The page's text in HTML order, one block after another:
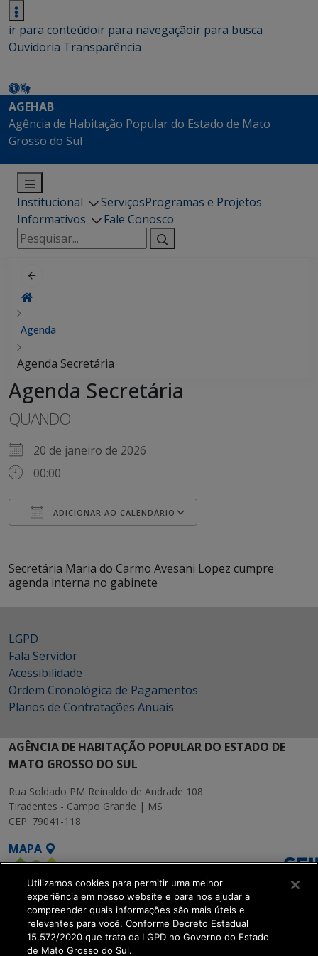
ir para conteúdoir para navegaçãoir para busca
Ouvidoria Transparência
AGEHAB
Agência de Habitação Popular do Estado de Mato
Grosso do Sul
Institucional ServiçosProgramas e Projetos
Informativos
Fale Conosco
Pesquisar
por:
Agenda
Agenda Secretária
Agenda Secretária
QUANDO
20 de janeiro de 2026
00:00
ADICIONAR AO CALENDÁRIO
Secretária Maria do Carmo Avesani Lopez cumpre
agenda interna no gabinete
LGPD
Fala Servidor
Acessibilidade
Ordem Cronológica de Pagamentos
Planos de Contratações Anuais
AGÊNCIA DE HABITAÇÃO POPULAR DO ESTADO DE
MATO GROSSO DO SUL
Rua Soldado PM Reinaldo de Andrade 108
Tiradentes - Campo Grande | MS
CEP: 79041-118
MAPA
SETDIG | Secretaria-
Utilizamos cookies para permitir uma melhor
experiência em nosso website e para nos ajudar a
compreender quais informações são mais úteis e
relevantes para você. Conforme Decreto Estadual
15.572/2020 que trata da LGPD no Governo do Estado
de Mato Grosso do Sul.